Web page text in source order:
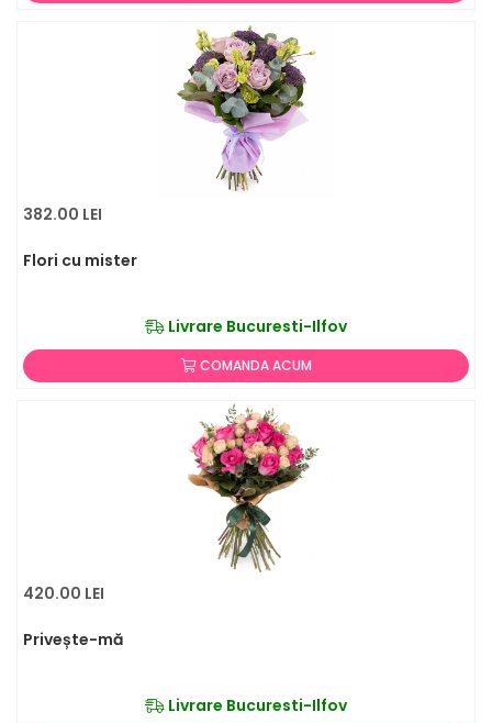
382.00 LEI
Flori cu mister
Livrare Bucuresti-Ilfov
COMANDA ACUM
420.00 LEI
Privește-mă
Livrare Bucuresti-Ilfov